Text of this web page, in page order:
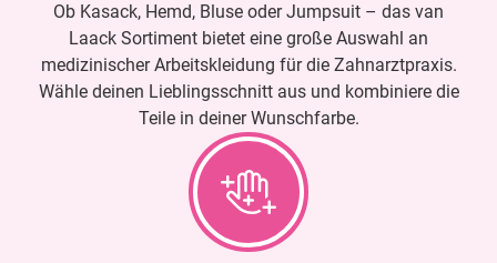
Ob Kasack, Hemd, Bluse oder Jumpsuit – das van
Laack Sortiment bietet eine große Auswahl an
medizinischer Arbeitskleidung für die Zahnarztpraxis.
Wähle deinen Lieblingsschnitt aus und kombiniere die
Teile in deiner Wunschfarbe.